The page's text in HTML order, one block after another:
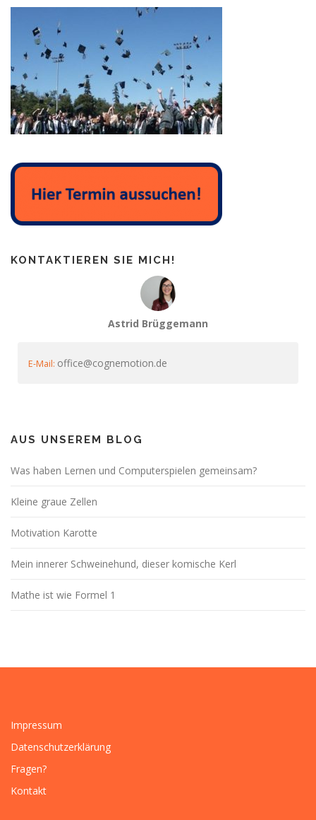
KONTAKTIEREN SIE MICH!
Astrid Brüggemann
E-Mail: office@cognemotion.de
AUS UNSEREM BLOG
Was haben Lernen und Computerspielen gemeinsam?
Kleine graue Zellen
Motivation Karotte
Mein innerer Schweinehund, dieser komische Kerl
Mathe ist wie Formel 1
Impressum
Datenschutzerklärung
Fragen?
Kontakt